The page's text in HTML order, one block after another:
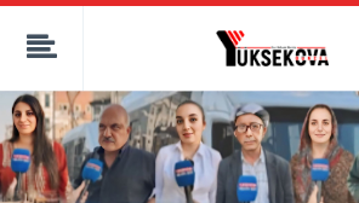
kaçak bahis
deneme bonusu
canlı bahis siteleri
deneme bonusu veren siteler
bahis siteleri